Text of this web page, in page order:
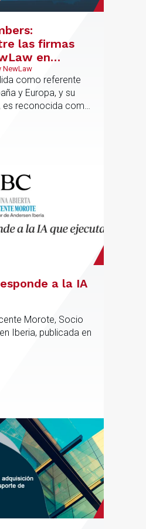
las firmas
en
NewLaw
como referente
y Europa, y su
es reconocida como
a la IA
Morote, Socio
Iberia, publicada en